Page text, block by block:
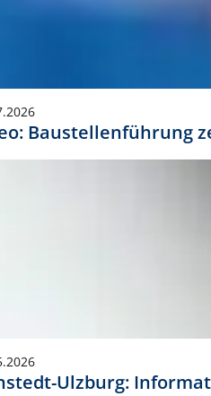
Baustellenführung
Ulzburg: